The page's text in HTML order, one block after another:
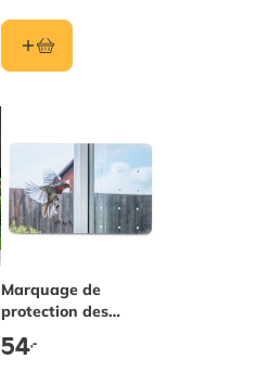
Marquage de
protection des
oiseaux SEEN
Elements 25m
54,-